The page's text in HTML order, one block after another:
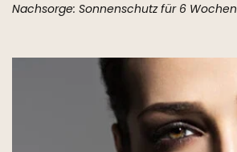
Nachsorge: Sonnenschutz für 6 Wochen